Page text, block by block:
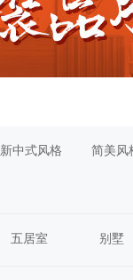
新中式风格 简美风
五居室 别墅